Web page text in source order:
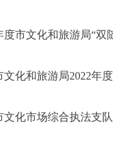
度市文化和旅游局“
文化和旅游局2022年
文化市场综合执法支